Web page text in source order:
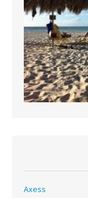
k
Axess